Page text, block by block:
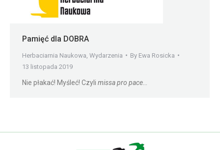
Pamięć dla DOBRA
Herbaciarnia Naukowa Wydarzenia By Ewa Rosicka
13 listopada 2019
Nie płakać! Myśleć! Czyli missa pro pace